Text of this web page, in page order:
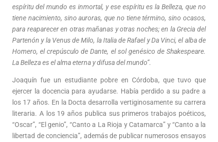
espíritu del mundo es inmortal, y ese espíritu es la Belleza, que no
tiene nacimiento, sino auroras, que no tiene término, sino ocasos,
para reaparecer en otras mañanas y otras noches; en la Grecia del
Partenón y la Venus de Milo, la Italia de Rafael y Da Vinci, el alba de
Homero, el crepúsculo de Dante, el sol genésico de Shakespeare.
La Belleza es el alma eterna y difusa del mundo”.
Joaquín fue un estudiante pobre en Córdoba, que tuvo que
ejercer la docencia para ayudarse. Había perdido a su padre a
los 17 años. En la Docta desarrolla vertiginosamente su carrera
literaria. A los 19 años publica sus primeros trabajos poéticos,
“Oscar”, “El genio”, “Canto a La Rioja y Catamarca” y “Canto a la
libertad de conciencia”, además de publicar numerosos ensayos